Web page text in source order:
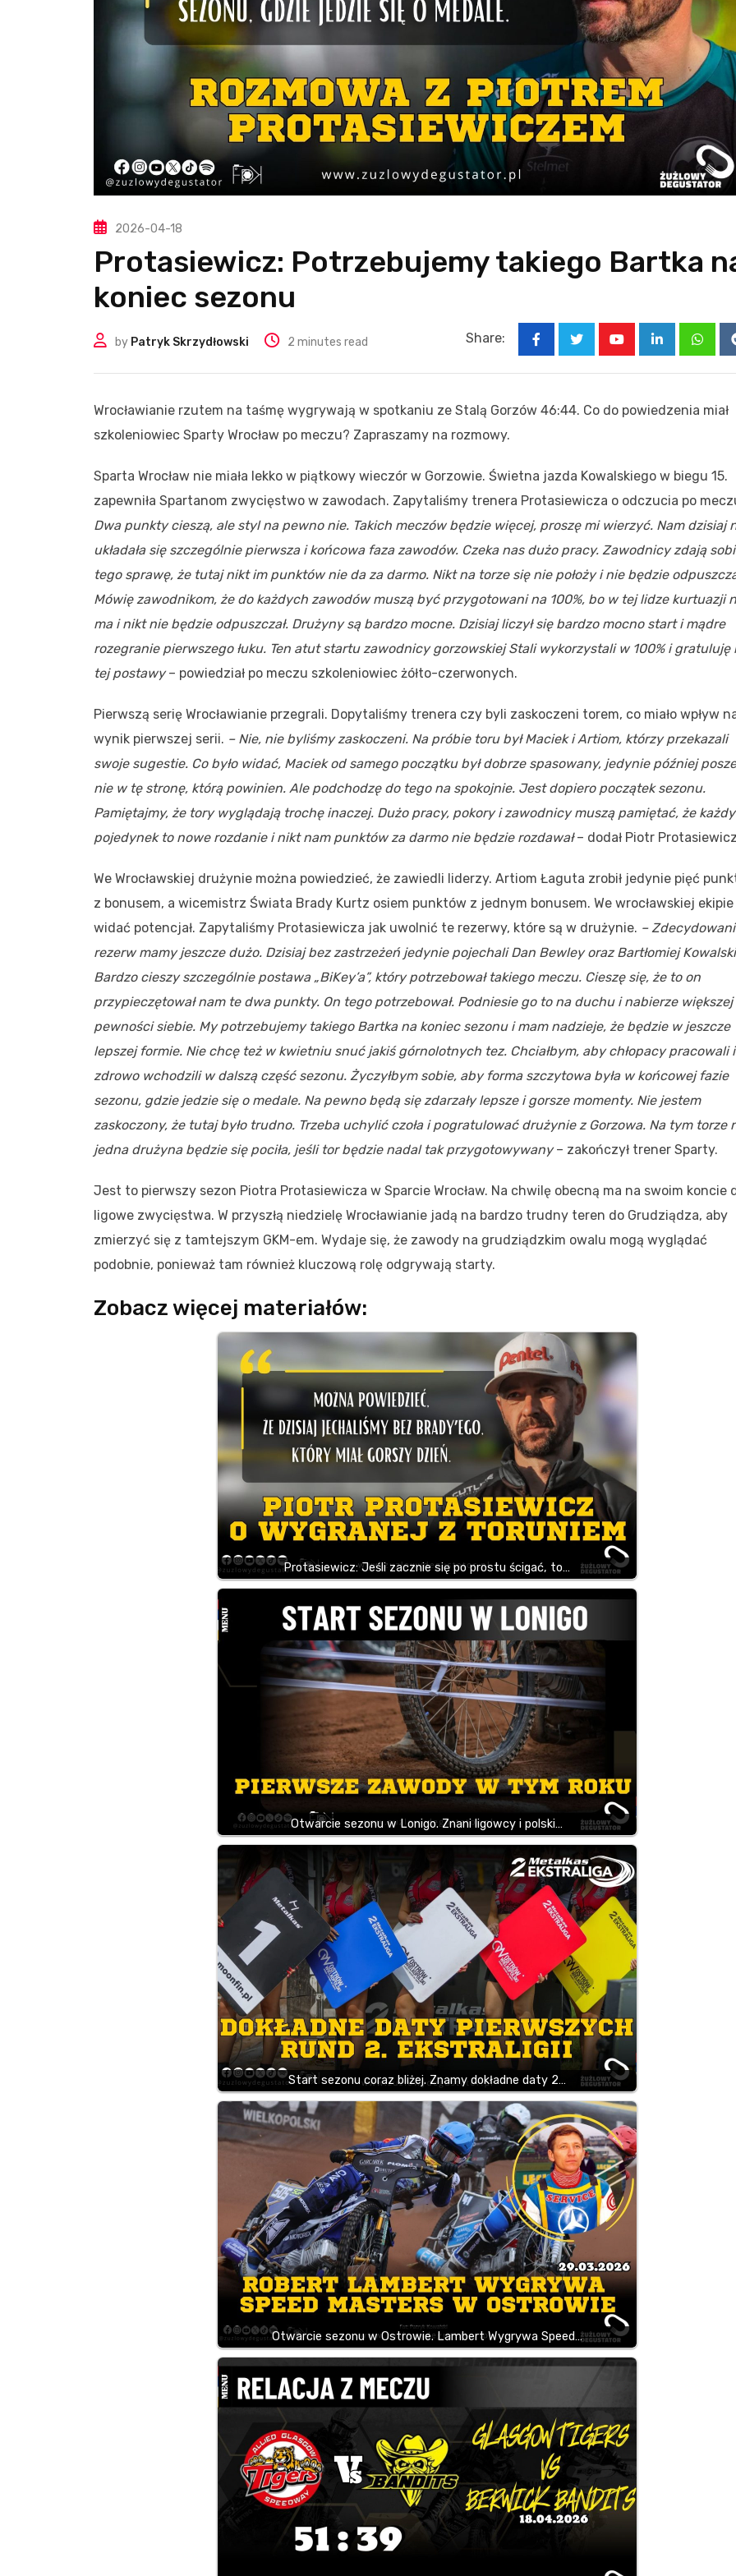
2026-04-18
Protasiewicz: Potrzebujemy takiego Bartka
koniec sezonu
by Patryk Skrzydłowski 2 minutes read Share:
LinkedIn
Wrocławianie rzutem na taśmę wygrywają w spotkaniu ze Stalą Gorzów 46:44. Co do powiedzenia miał
szkoleniowiec Sparty Wrocław po meczu? Zapraszamy na rozmowy.
Sparta Wrocław nie miała lekko w piątkowy wieczór w Gorzowie. Świetna jazda Kowalskiego w biegu 15.
zapewniła Spartanom zwycięstwo w zawodach. Zapytaliśmy trenera Protasiewicza o odczucia po
Dwa punkty cieszą, ale styl na pewno nie. Takich meczów będzie więcej, proszę mi wierzyć. Nam dzisiaj
układała się szczególnie pierwsza i końcowa faza zawodów. Czeka nas dużo pracy. Zawodnicy zdają
tego sprawę, że tutaj nikt im punktów nie da za darmo. Nikt na torze się nie położy i nie będzie
Mówię zawodnikom, że do każdych zawodów muszą być przygotowani na 100%, bo w tej lidze kurtuazji
ma i nikt nie będzie odpuszczał. Drużyny są bardzo mocne. Dzisiaj liczył się bardzo mocno start i mądre
rozegranie pierwszego łuku. Ten atut startu zawodnicy gorzowskiej Stali wykorzystali w 100% i gratuluję
tej postawy– powiedział po meczu szkoleniowiec żółto-czerwonych.
Pierwszą serię Wrocławianie przegrali. Dopytaliśmy trenera czy byli zaskoczeni torem, co miało wpływ
wynik pierwszej serii. – Nie, nie byliśmy zaskoczeni. Na próbie toru był Maciek i Artiom, którzy przekazali
swoje sugestie. Co było widać, Maciek od samego początku był dobrze spasowany, jedynie później
nie w tę stronę, którą powinien. Ale podchodzę do tego na spokojnie. Jest dopiero początek sezonu.
Pamiętajmy, że tory wyglądają trochę inaczej. Dużo pracy, pokory i zawodnicy muszą pamiętać, że każdy
pojedynek to nowe rozdanie i nikt nam punktów za darmo nie będzie rozdawał– dodał Piotr
We Wrocławskiej drużynie można powiedzieć, że zawiedli liderzy. Artiom Łaguta zrobił jedynie pięć
z bonusem, a wicemistrz Świata Brady Kurtz osiem punktów z jednym bonusem. We wrocławskiej ekipie
widać potencjał. Zapytaliśmy Protasiewicza jak uwolnić te rezerwy, które są w drużynie. –
rezerw mamy jeszcze dużo. Dzisiaj bez zastrzeżeń jedynie pojechali Dan Bewley oraz Bartłomiej
Bardzo cieszy szczególnie postawa „BiKey’a”, który potrzebował takiego meczu. Cieszę się, że to on
przypieczętował nam te dwa punkty. On tego potrzebował. Podniesie go to na duchu i nabierze większej
pewności siebie. My potrzebujemy takiego Bartka na koniec sezonu i mam nadzieje, że będzie w jeszcze
lepszej formie. Nie chcę też w kwietniu snuć jakiś górnolotnych tez. Chciałbym, aby chłopacy pracowali i
zdrowo wchodzili w dalszą część sezonu. Życzyłbym sobie, aby forma szczytowa była w końcowej fazie
sezonu, gdzie jedzie się o medale. Na pewno będą się zdarzały lepsze i gorsze momenty. Nie jestem
zaskoczony, że tutaj było trudno. Trzeba uchylić czoła i pogratulować drużynie z Gorzowa. Na tym torze
jedna drużyna będzie się pociła, jeśli tor będzie nadal tak przygotowywany– zakończył trener Sparty.
Jest to pierwszy sezon Piotra Protasiewicza w Sparcie Wrocław. Na chwilę obecną ma na swoim koncie
ligowe zwycięstwa. W przyszłą niedzielę Wrocławianie jadą na bardzo trudny teren do Grudziądza, aby
zmierzyć się z tamtejszym GKM-em. Wydaje się, że zawody na grudziądzkim owalu mogą wyglądać
podobnie, ponieważ tam również kluczową rolę odgrywają starty.
Zobacz więcej materiałów:
Protasiewicz: Jeśli zacznie się po prostu ścigać, to…
Otwarcie sezonu w Lonigo. Znani ligowcy i polski…
Start sezonu coraz bliżej. Znamy dokładne daty 2…
Otwarcie sezonu w Ostrowie. Lambert Wygrywa Speed…